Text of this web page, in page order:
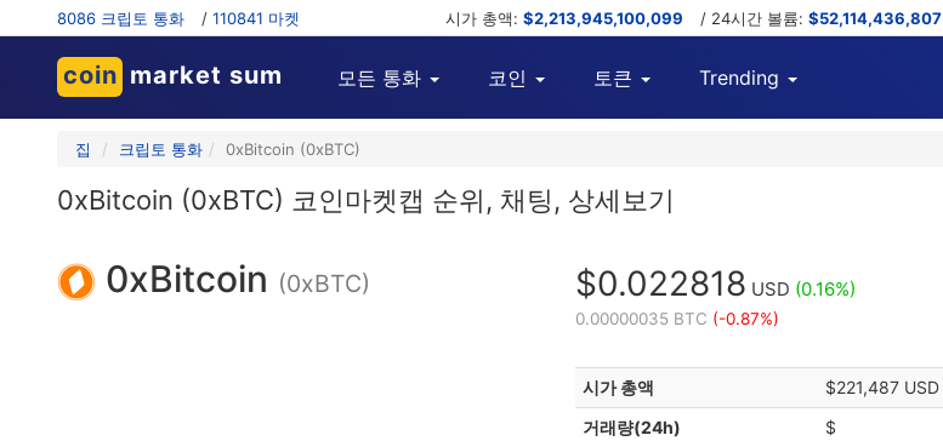
8086 크립토 통화 / 110841 마켓 시가 총액: $2,213,945,100,099 / 24시간 볼륨: $52,114,436,807
coin market sum 모든 통화 코인 토큰 Trending
집 크립토 통화 0xBitcoin (0xBTC)
0xBitcoin (0xBTC) 코인마켓캡 순위, 채팅, 상세보기
0xBitcoin (0xBTC) $0.022818 USD (0.16%)
0.00000035 BTC (-0.87%)
시가 총액
$221,487 USD
거래량(24h)
$